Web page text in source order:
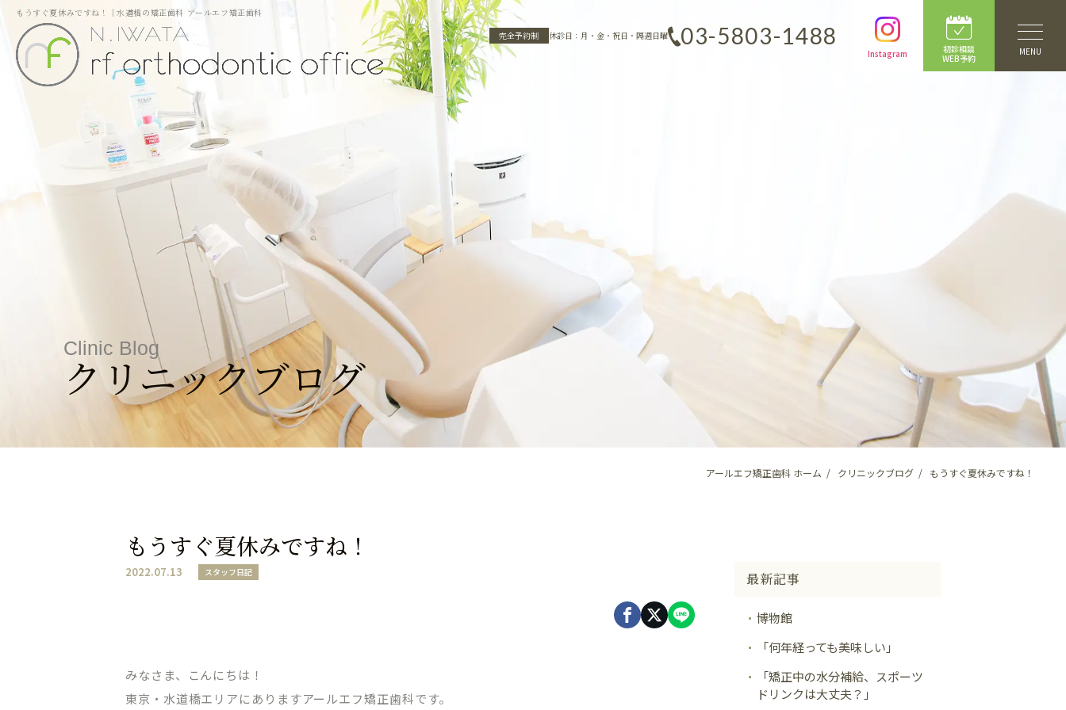
もうすぐ夏休みですね！｜水道橋の矯正歯科 アールエフ矯正歯科
完全予約制
休診日：月・金・祝日・隔週日曜 03-5803-1488
Instagram
初診相談
WEB予約
MENU
Clinic Blog
クリニックブログ
アールエフ矯正歯科 ホーム クリニックブログ もうすぐ夏休みですね！
もうすぐ夏休みですね！
2022.07.13 スタッフ日記
みなさま、こんにちは！
東京・水道橋エリアにありますアールエフ矯正歯科です。
最新記事
博物館
「何年経っても美味しい」
「矯正中の水分補給、スポーツ
ドリンクは大丈夫？」